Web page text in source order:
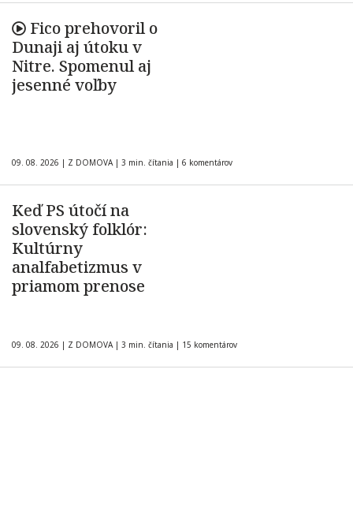
Fico prehovoril o
Dunaji aj útoku v
Nitre. Spomenul aj
jesenné voľby
09. 08. 2026 | Z DOMOVA | 3 min. čítania | 6 komentárov
Keď PS útočí na
slovenský folklór:
Kultúrny
analfabetizmus v
priamom prenose
09. 08. 2026 | Z DOMOVA | 3 min. čítania | 15 komentárov